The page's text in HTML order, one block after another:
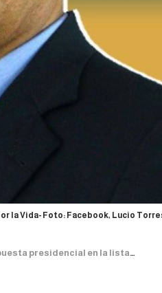
la Vida- Foto: Facebook, Lucio
en la lista Frente por la Vida